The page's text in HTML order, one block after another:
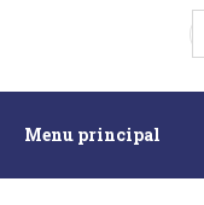
Menu principal
principalAssuntos